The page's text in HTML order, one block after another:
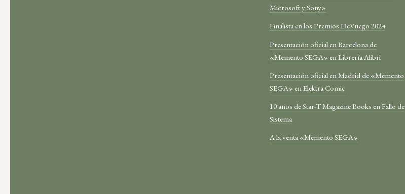
Microsoft y Sony»
Finalista en los Premios DeVuego 2024
Presentación oficial en Barcelona de
«Memento SEGA» en Librería Alibri
Presentación oficial en Madrid de «Memento
SEGA» en Elektra Comic
10 años de Star-T Magazine Books en Fallo de
Sistema
A la venta «Memento SEGA»